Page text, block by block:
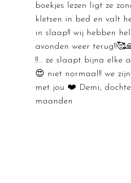
boekjes lezen ligt ze
kletsen in bed en valt
in slaap!! wij hebben
avonden weer
!!… ze slaapt bijna elke
😍 niet normaal!! we
met jou ❤️ Demi,
maanden